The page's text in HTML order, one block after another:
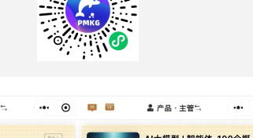
定未来种群的强弱。
们像四根随时准备撑开的支柱，一旦侧
”崩溃。